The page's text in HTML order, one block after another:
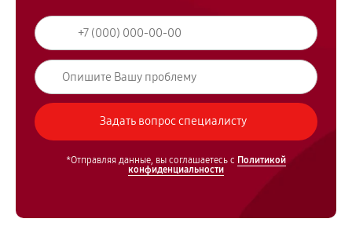
*Отправляя данные, вы соглашаетесь с Политикой
конфиденциальности